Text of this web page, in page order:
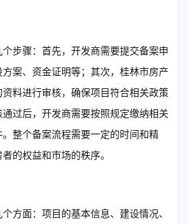
步骤：首先，开发商需要提交备案申
案、资金证明等；其次，桂林市房产
料进行审核，确保项目符合相关政策
过后，开发商需要按照规定缴纳相关
整个备案流程需要一定的时间和精
的权益和市场的秩序。
方面：项目的基本信息、建设情况、